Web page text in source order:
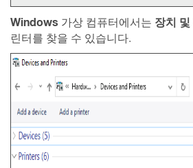
Windows 가상 컴퓨터에서는 장치 및
린터를 찾을 수 있습니다.